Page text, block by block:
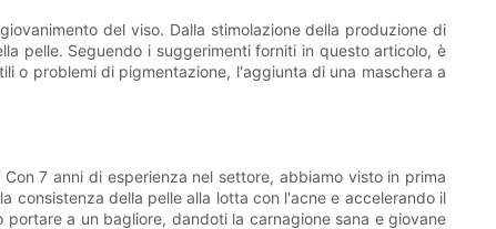
del viso. Dalla stimolazione della produzione di
pelle. Seguendo i suggerimenti forniti in questo articolo, è
o problemi di pigmentazione, l'aggiunta di una maschera a
7 anni di esperienza nel settore, abbiamo visto in prima
consistenza della pelle alla lotta con l'acne e accelerando il
a un bagliore, dandoti la carnagione sana e giovane